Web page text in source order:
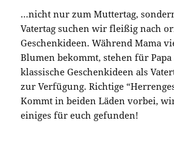
…nicht nur zum Muttertag,
Vatertag suchen wir fleißig nach
Geschenkideen. Während Mama
Blumen bekommt, stehen für
klassische Geschenkideen als
zur Verfügung. Richtige
Kommt in beiden Läden vorbei,
einiges für euch gefunden!